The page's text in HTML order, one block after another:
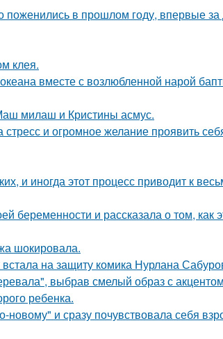
поженились в прошлом году, впервые
клея.
вместе с возлюбленной нарой
милаш и Кристины асмус.
и огромное желание проявить
и иногда этот процесс приводит к
беременности и рассказала о том, как
шокировала.
на защиту комика Нурлана
выбрав смелый образ с
ребенка.
и сразу почувствовала себя